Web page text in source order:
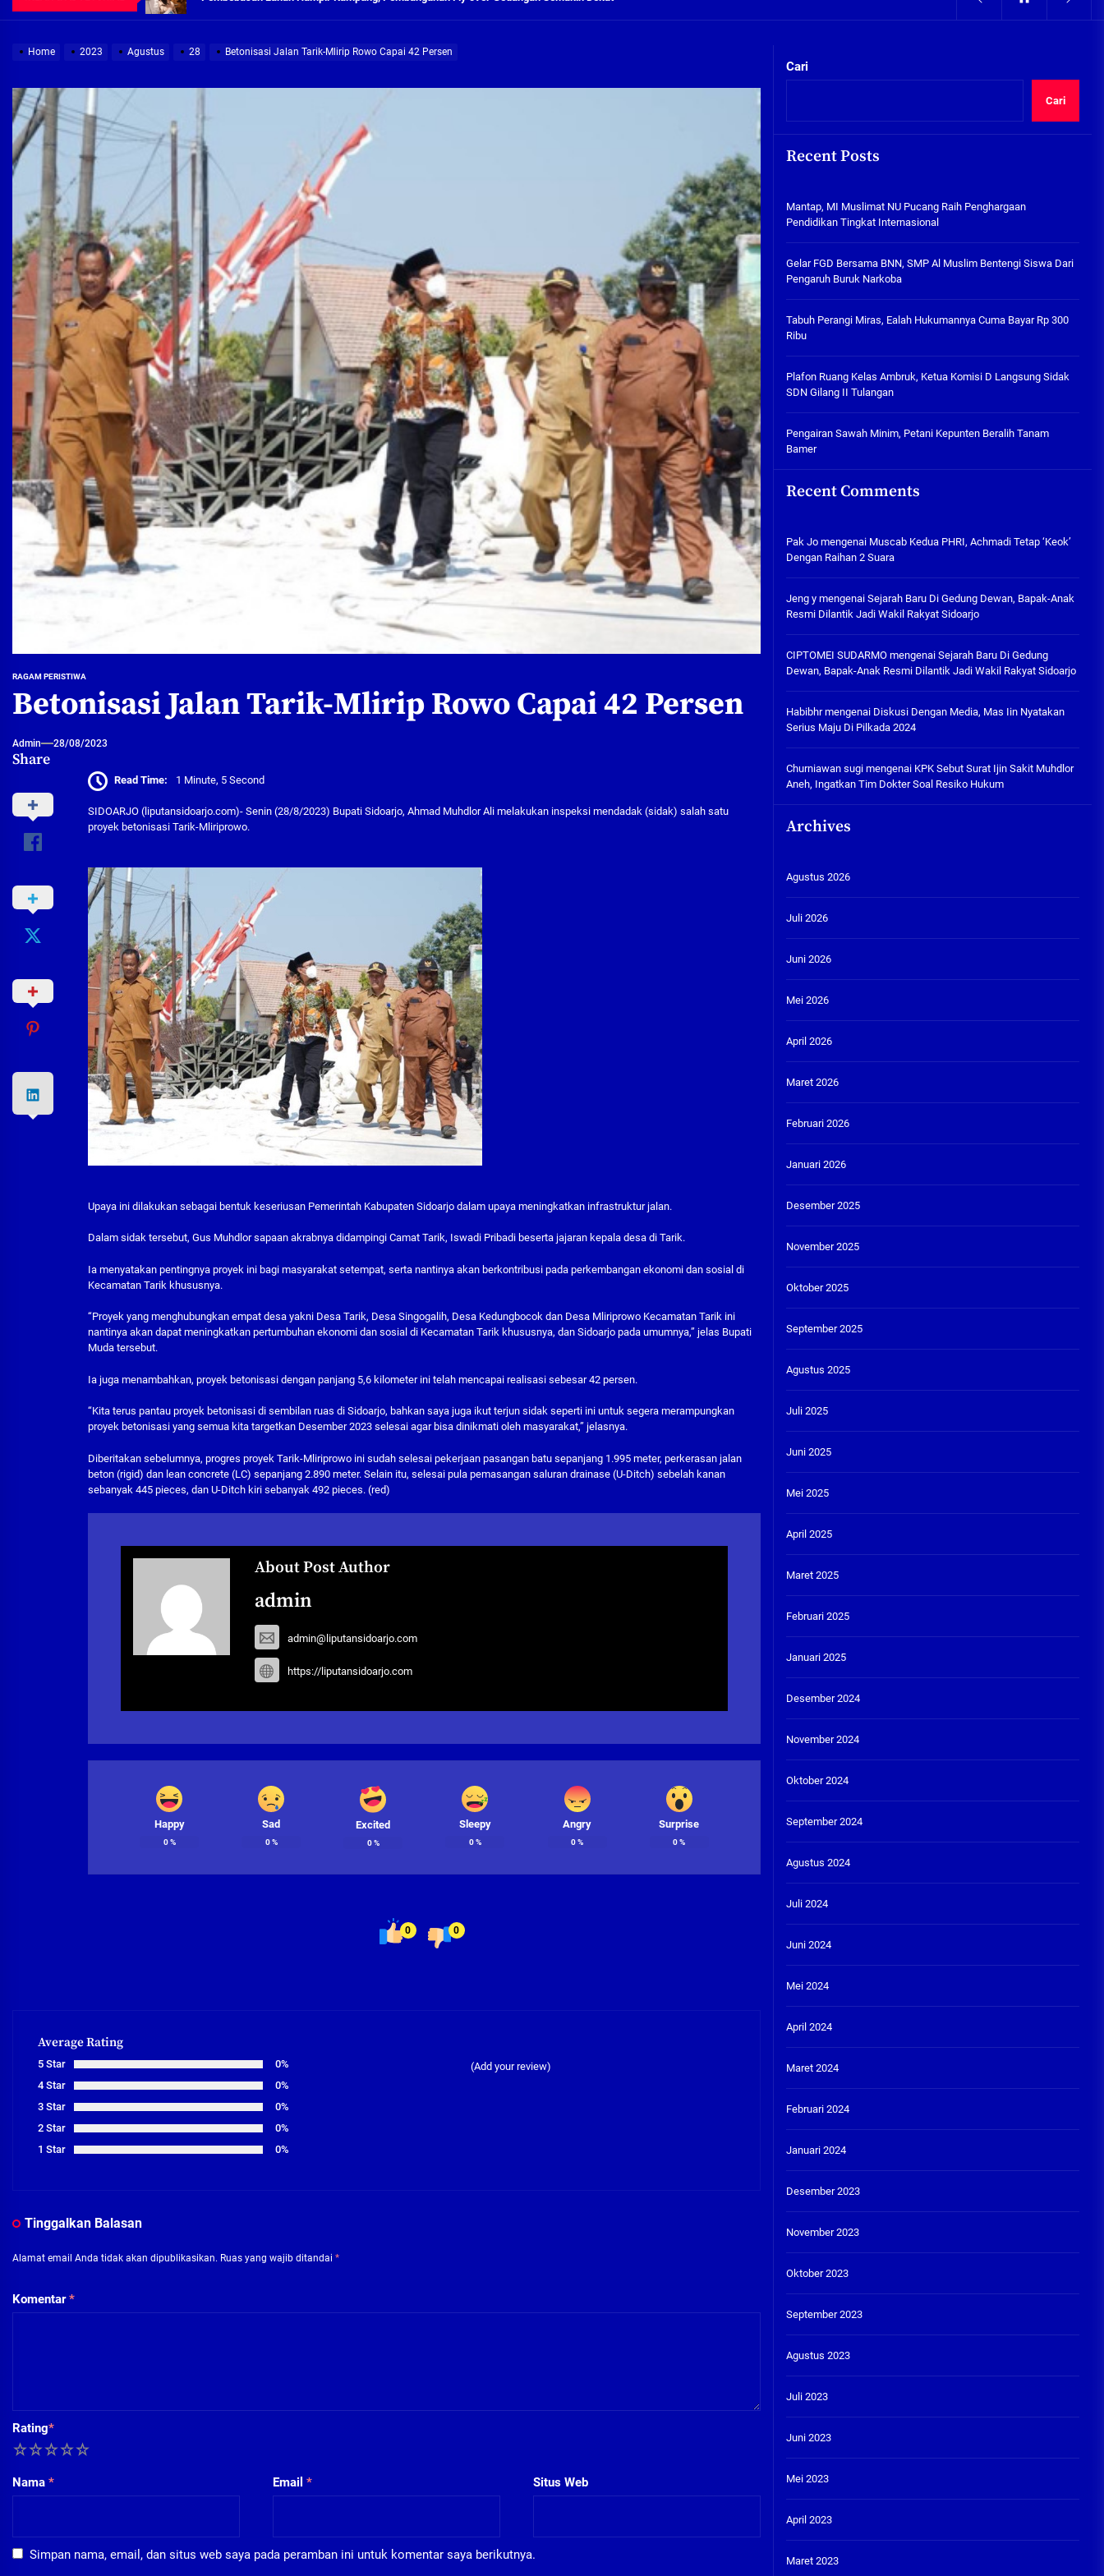
05/08/2026
Mantap, MI Muslimat NU
Pucang Raih Penghargaan
Gelar FGD Bersama BNN, SMP Al
Muslim Bentengi Siswa Dari
Pengaruh Buruk Narkoba
05/08/2026
300 Ribu
Plafon Ruang Kelas Ambruk,
Ketua Komisi D Langsung Sidak
SDN Gilang II Tulangan
05/08/2026
05/08/2026
Pembebasan Lahan Hampir Rampung, Pembangunan Fly over Gedangan Semakin Dekat
Terima aduan warga, Komisi A cari solusi masalah warga Seketi dan Urangagung
Demi Jajaran Direksi Delta Tirta Yang Profesional Dan Kapabel, Komisi B Dua Kali Panggil Pansel Dan Minta Ada Pakta Integritas
Home 2023 Agustus 28 Betonisasi Jalan Tarik-Mlirip Rowo Capai 42 Persen
RAGAM PERISTIWA
Betonisasi Jalan Tarik-Mlirip Rowo Capai 42 Persen
Admin 28/08/2023
Share
Read Time: 1 Minute, 5 Second
SIDOARJO (liputansidoarjo.com)- Senin (28/8/2023) Bupati Sidoarjo, Ahmad Muhdlor Ali melakukan inspeksi mendadak (sidak) salah satu
proyek betonisasi Tarik-Mliriprowo.
Upaya ini dilakukan sebagai bentuk keseriusan Pemerintah Kabupaten Sidoarjo dalam upaya meningkatkan infrastruktur jalan.
Dalam sidak tersebut, Gus Muhdlor sapaan akrabnya didampingi Camat Tarik, Iswadi Pribadi beserta jajaran kepala desa di Tarik.
Ia menyatakan pentingnya proyek ini bagi masyarakat setempat, serta nantinya akan berkontribusi pada perkembangan ekonomi dan sosial di
Kecamatan Tarik khususnya.
“Proyek yang menghubungkan empat desa yakni Desa Tarik, Desa Singogalih, Desa Kedungbocok dan Desa Mliriprowo Kecamatan Tarik ini
nantinya akan dapat meningkatkan pertumbuhan ekonomi dan sosial di Kecamatan Tarik khususnya, dan Sidoarjo pada umumnya,” jelas Bupati
Muda tersebut.
Ia juga menambahkan, proyek betonisasi dengan panjang 5,6 kilometer ini telah mencapai realisasi sebesar 42 persen.
“Kita terus pantau proyek betonisasi di sembilan ruas di Sidoarjo, bahkan saya juga ikut terjun sidak seperti ini untuk segera merampungkan
proyek betonisasi yang semua kita targetkan Desember 2023 selesai agar bisa dinikmati oleh masyarakat,” jelasnya.
Diberitakan sebelumnya, progres proyek Tarik-Mliriprowo ini sudah selesai pekerjaan pasangan batu sepanjang 1.995 meter, perkerasan jalan
beton (rigid) dan lean concrete (LC) sepanjang 2.890 meter. Selain itu, selesai pula pemasangan saluran drainase (U-Ditch) sebelah kanan
sebanyak 445 pieces, dan U-Ditch kiri sebanyak 492 pieces. (red)
About Post Author
admin
admin@liputansidoarjo.com
https://liputansidoarjo.com
Happy
0%
Sad
0%
Excited
0%
Sleepy
0%
Angry
0%
Surprise
0%
0 0
Average Rating
5 Star
0%
4 Star
0%
3 Star
0%
2 Star
0%
1 Star
0%
(Add your review)
Tinggalkan Balasan
Alamat email Anda tidak akan dipublikasikan. Ruas yang wajib ditandai *
Komentar*
Rating*
5
4
3
2
Nama * Email * Situs Web
Simpan nama, email, dan situs web saya pada peramban ini untuk komentar saya berikutnya.
Cari
Cari
Recent Posts
Mantap, MI Muslimat NU Pucang Raih Penghargaan
Pendidikan Tingkat Internasional
Gelar FGD Bersama BNN, SMP Al Muslim Bentengi Siswa Dari
Pengaruh Buruk Narkoba
Tabuh Perangi Miras, Ealah Hukumannya Cuma Bayar Rp 300
Ribu
Plafon Ruang Kelas Ambruk, Ketua Komisi D Langsung Sidak
SDN Gilang II Tulangan
Pengairan Sawah Minim, Petani Kepunten Beralih Tanam
Bamer
Recent Comments
Pak Jomengenai Muscab Kedua PHRI, Achmadi Tetap ‘Keok’
Dengan Raihan 2 Suara
Jeng ymengenai Sejarah Baru Di Gedung Dewan, Bapak-Anak
Resmi Dilantik Jadi Wakil Rakyat Sidoarjo
CIPTOMEI SUDARMOmengenai Sejarah Baru Di Gedung
Dewan, Bapak-Anak Resmi Dilantik Jadi Wakil Rakyat Sidoarjo
Habibhrmengenai Diskusi Dengan Media, Mas Iin Nyatakan
Serius Maju Di Pilkada 2024
Churniawan sugimengenai KPK Sebut Surat Ijin Sakit Muhdlor
Aneh, Ingatkan Tim Dokter Soal Resiko Hukum
Archives
Agustus 2026
Juli 2026
Juni 2026
Mei 2026
April 2026
Maret 2026
Februari 2026
Januari 2026
Desember 2025
November 2025
Oktober 2025
September 2025
Agustus 2025
Juli 2025
Juni 2025
Mei 2025
April 2025
Maret 2025
Februari 2025
Januari 2025
Desember 2024
November 2024
Oktober 2024
September 2024
Agustus 2024
Juli 2024
Juni 2024
Mei 2024
April 2024
Maret 2024
Februari 2024
Januari 2024
Desember 2023
November 2023
Oktober 2023
September 2023
Agustus 2023
Juli 2023
Juni 2023
Mei 2023
April 2023
Maret 2023